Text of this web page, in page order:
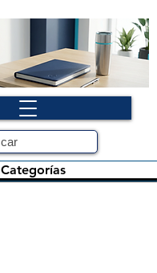
Categorías